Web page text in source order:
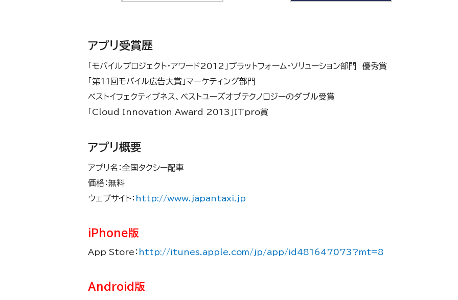
アプリ受賞歴
「モバイルプロジェクト・アワード2012」プラットフォーム・ソリューション部門 優秀賞
「第11回モバイル広告大賞」マーケティング部門
ベストイフェクティブネス、ベストユーズオブテクノロジーのダブル受賞
「Cloud Innovation Award 2013」ITpro賞
アプリ概要
アプリ名：全国タクシー配車
価格：無料
ウェブサイト： http://www.japantaxi.jp
iPhone版
App Store： http://itunes.apple.com/jp/app/id481647073?mt=8
Android版